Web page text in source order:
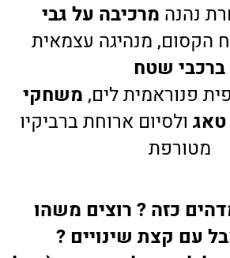
נהנה מרכיבה על גבי
הקסום, מנהיגה עצמאית
ברכבי שטח
פנוראמית לים, משחקי
טאג ולסיום ארוחת ברביקיו
מטורפת
כזה ? רוצים משהו
עם קצת שינויים ?